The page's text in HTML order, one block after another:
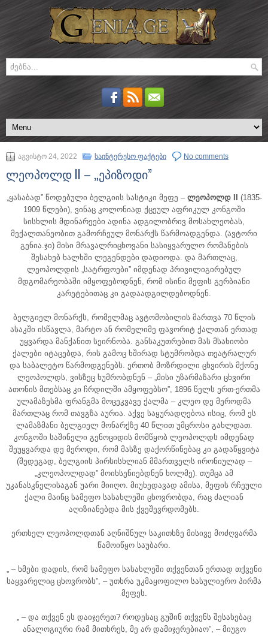
აგვისტო 24, 2022 საინტერესო ფაქტები No comments
ლეოპოლდ II – „ეპიზოდი”
„ყასაბად” წოდებული ბელგიის სასტიკი მეფე – ლეოპოლდ II
(1835-
1909 წლები), ვინაც კოლონიად ქცეულ აფრიკულ კონგოში
სისხლის მდინარეები ადინა ადგილობრივ მოსახლეობას,
მექალთანეობით გამორჩეულ მონარქს წარმოადგენდა. (ავტორი
გენია.ჯი) მისი მრავალრიცხოვანი სასიყვარულო რომანების
შესახებ ხალხში ლეგენდები დადიოდა. და მართლაც,
ლეოპოლდის „სატრფოები” იმდენად პრივილიგირებულ
მდგომარეობაში იმყოფებოდნენ, რომ ისინი მეფის გერბიანი
კარეტებითაც კი გადაადგილდებოდნენ.
ბელგიელ მონარქს, რომელმაც ავტომობილის მართვა 70 წლის
ასაკში ისწავლა, მარტო ან რომელიმე ფავორიტ ქალთან ერთად
უყვარდა მანქანით სეირნობა. განსაკუთრებით მას მსახიობი
ქალები იტაცებდა, რის გამოც ხშირად სტუმრობდა თეატრალურ
და საბალეტო წარმოდგენებს. ერთობ მოზრდილი ცხვირის მქონე
ლეოპოლდს, ვისზეც ხუმრობდნენ – „მისი უზარმაზარი ცხვირი
ათონის მთებსაც კი ჩრდილში ამყოფებსო”, 1896 წელს ერთ-ერთმა
ულამაზესმა ფრანგმა მოცეკვავე ქალმა – კლეო დე მეროდმა
მართლაც რომ თავგზა აურია. აქვე საყურადღებოა ისიც, რომ ეს
ლამაზმანი ბელგიელ მონარქზე 40 წლით უმცროსი გახლდათ.
კონგოში საშინელი გენოციდის მომწყობ ლეოპოლდს იმდენად
შეუყვარდა დე მეროდი, რომ მასზე დაქორწინებაც კი გადაწყვიტა
(შედეგად, ბელგიის პირსისხლიან მმართველს ირონიულად –
„კლეოპოლდად” მოიხსენიებდნენ ხოლმე). თუმცა ამ
უკანასკნელისაგან უარი მიიღო. მიუხედავად ამისა, მეფის რჩეული
ქალი მაინც სამეფო სასახლეში ცხოვრობდა, რაც ძალიან
აღიზიანებდა მის ქვეშევრდომებს.
ერთხელ ლეოპოლდთან აღნიშნულ საკითხზე მისივე მოძღვარმა
წამოიწყო საუბარი.
„ – ხმები დადის, რომ სამეფო სასახლეში თქვენთან ერთად თქვენი
საყვარელიც ცხოვრობს”, – უთხრა უკმაყოფილო სასულიერო პირმა
მეფეს.
„ – და თქვენ ეს დაიჯერეთ? როდესაც გუშინ თქვენს შესახებაც
ანალოგიური რამ მითხრეს, მე არ დამიჯერებიაო”, – მიუგო